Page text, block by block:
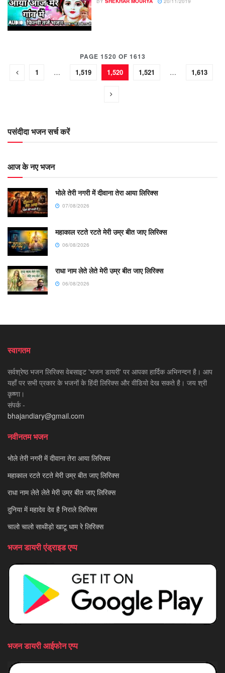
PAGE 1520 OF 1613
1 … 1,519 1,520 1,521 … 1,613
पसंदीदा भजन सर्च करें
आज के नए भजन
भोले तेरी नगरी में दीवाना तेरा आया लिरिक्स
07/08/2026
महाकाल रटते रटते मेरी उम्र बीत जाए लिरिक्स
06/08/2026
राधा नाम लेते लेते मेरी उम्र बीत जाए लिरिक्स
06/08/2026
स्वागतम
सर्वश्रेष्ठ भजन लिरिक्स वेबसाइट 'भजन डायरी' पर आपका हार्दिक अभिनन्दन है। आप
यहाँ पर सभी प्रकार के भजनों के हिंदी लिरिक्स और वीडियो देख सकते है। जय श्री
कृष्णा।
संपर्क -
bhajandiary@gmail.com
नवीनतम भजन
भोले तेरी नगरी में दीवाना तेरा आया लिरिक्स
महाकाल रटते रटते मेरी उम्र बीत जाए लिरिक्स
राधा नाम लेते लेते मेरी उम्र बीत जाए लिरिक्स
दुनिया में महादेव देव है निराले लिरिक्स
चालो चालो साथीड़ो खाटू धाम रे लिरिक्स
भजन डायरी एंड्राइड एप्प
भजन डायरी आईफोन एप्प